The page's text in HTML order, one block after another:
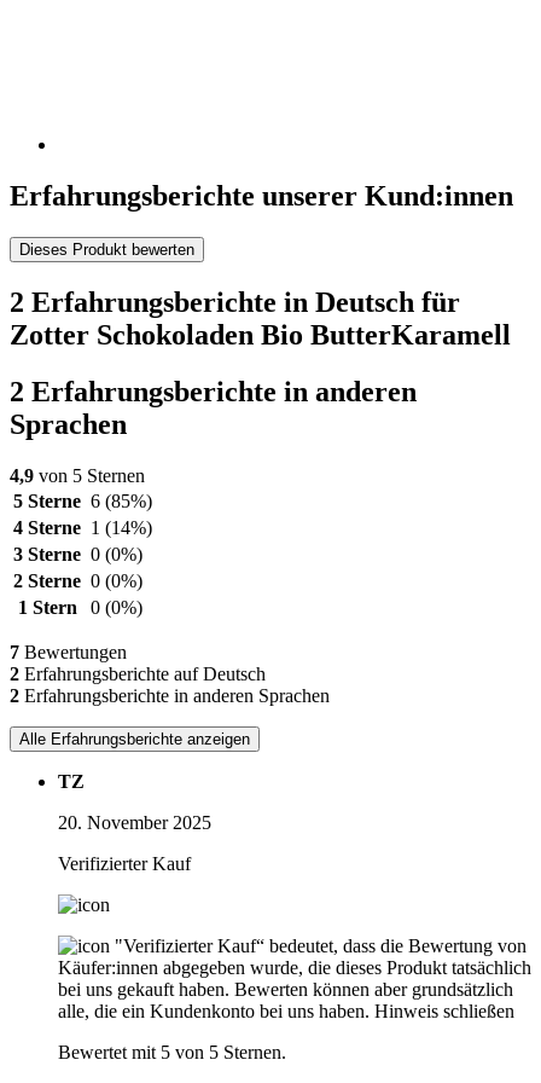
Erfahrungsberichte unserer Kund:innen
Dieses Produkt bewerten
2 Erfahrungsberichte in Deutsch für
Zotter Schokoladen Bio ButterKaramell
2 Erfahrungsberichte in anderen
Sprachen
4,9 von 5 Sternen
5 Sterne 6 (85%)
4 Sterne 1 (14%)
3 Sterne 0 (0%)
2 Sterne 0 (0%)
1 Stern
0 (0%)
7 Bewertungen
2 Erfahrungsberichte auf Deutsch
2 Erfahrungsberichte in anderen Sprachen
Alle Erfahrungsberichte anzeigen
TZ
20. November 2025
Verifizierter Kauf
"Verifizierter Kauf“ bedeutet, dass die Bewertung von
Käufer:innen abgegeben wurde, die dieses Produkt tatsächlich
bei uns gekauft haben. Bewerten können aber grundsätzlich
alle, die ein Kundenkonto bei uns haben. Hinweis schließen
Bewertet mit 5 von 5 Sternen.